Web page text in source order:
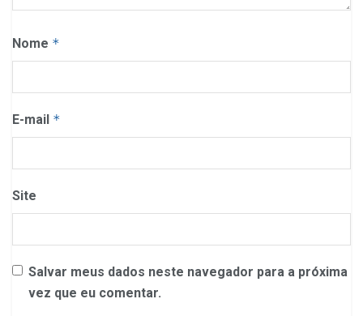
Nome *
E-mail *
Site
Salvar meus dados neste navegador para a próxima
vez que eu comentar.